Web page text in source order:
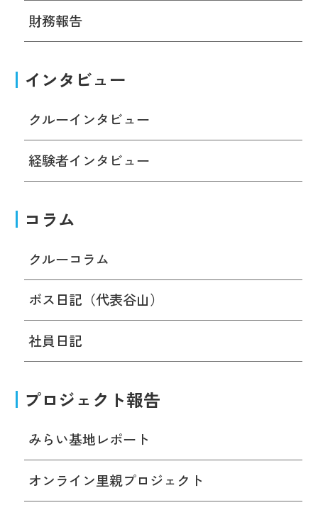
財務報告
インタビュー
クルーインタビュー
経験者インタビュー
コラム
クルーコラム
ボス日記（代表谷山）
社員日記
プロジェクト報告
みらい基地レポート
オンライン里親プロジェクト